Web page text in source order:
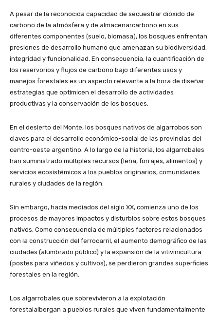
A pesar de la reconocida capacidad de secuestrar dióxido de
carbono de la atmósfera y de almacenarcarbono en sus
diferentes componentes (suelo, biomasa), los bosques enfrentan
presiones de desarrollo humano que amenazan su biodiversidad,
integridad y funcionalidad. En consecuencia, la cuantificación de
los reservorios y flujos de carbono bajo diferentes usos y
manejos forestales es un aspecto relevante a la hora de diseñar
estrategias que optimicen el desarrollo de actividades
productivas y la conservación de los bosques.
En el desierto del Monte, los bosques nativos de algarrobos son
claves para el desarrollo económico-social de las provincias del
centro-oeste argentino. A lo largo de la historia, los algarrobales
han suministrado múltiples recursos (leña, forrajes, alimentos) y
servicios ecosistémicos a los pueblos originarios, comunidades
rurales y ciudades de la región.
Sin embargo, hacia mediados del siglo XX, comienza uno de los
procesos de mayores impactos y disturbios sobre estos bosques
nativos. Como consecuencia de múltiples factores relacionados
con la construcción del ferrocarril, el aumento demográfico de las
ciudades (alumbrado público) y la expansión de la vitivinicultura
(postes para viñedos y cultivos), se perdieron grandes superficies
forestales en la región.
Los algarrobales que sobrevivieron a la explotación
forestalalbergan a pueblos rurales que viven fundamentalmente